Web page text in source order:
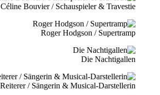
Céline Bouvier / Schauspieler & Travestie
Roger Hodgson / Supertramp
Die Nachtigallen
/ Sängerin & Musical-Darstellerin